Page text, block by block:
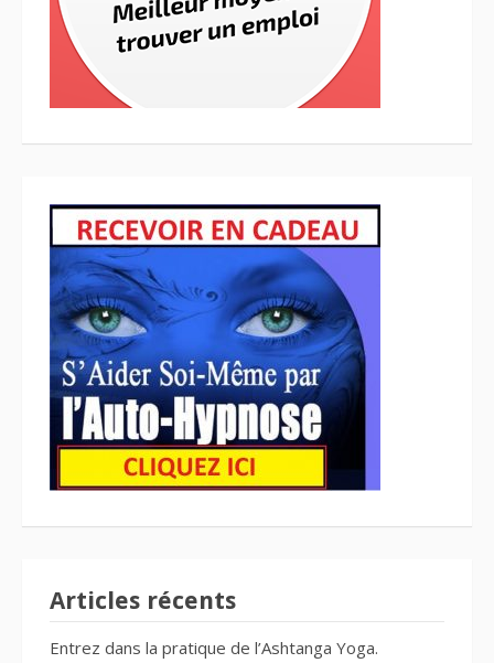
Articles récents
Entrez dans la pratique de l’Ashtanga Yoga.